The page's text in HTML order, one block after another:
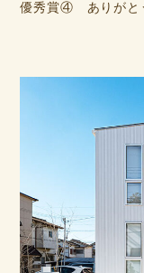
優秀賞④ ありが